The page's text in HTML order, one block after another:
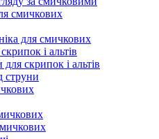
смичкових
для смичкових
і альтів
скрипок і альтів
струни